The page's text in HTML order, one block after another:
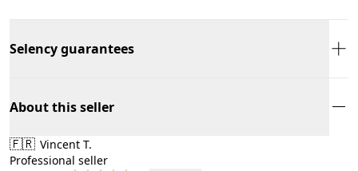
Selency guarantees
About this seller
🇫🇷 Vincent T.
Professional seller